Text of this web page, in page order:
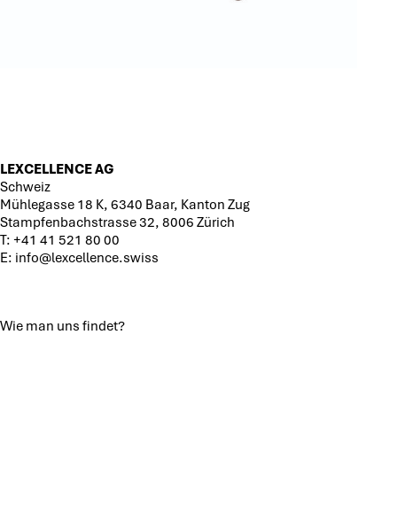
LEXCELLENCE AG
Schweiz
Mühlegasse 18 K, 6340 Baar, Kanton Zug
Stampfenbachstrasse 32, 8006 Zürich
T: +41 41 521 80 00
E: info@lexcellence.swiss
Wie man uns findet?